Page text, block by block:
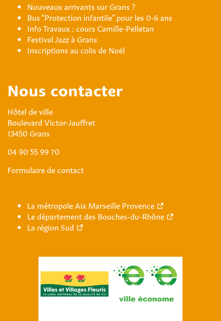
Nouveaux arrivants sur Grans ?
Bus “Protection infantile” pour les 0-6 ans
Info Travaux : cours Camille-Pelletan
Festival Jazz à Grans
Inscriptions au colis de Noël
Nous contacter
Hôtel de ville
Boulevard Victor-Jauffret
13450 Grans
04 90 55 99 70
Formulaire de contact
La métropole Aix Marseille Provence
Le département des Bouches-du-Rhône
La région Sud